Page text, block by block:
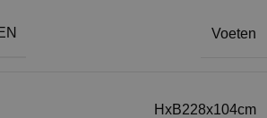
Voeten
HxB228x104cm